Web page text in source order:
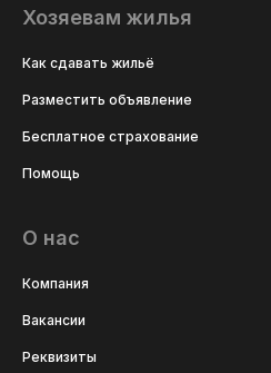
Хозяевам жилья
Как сдавать жильё
Разместить объявление
Бесплатное страхование
Помощь
О нас
Компания
Вакансии
Реквизиты